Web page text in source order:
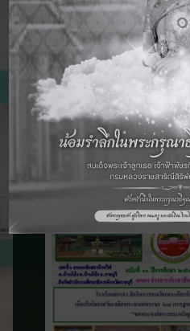
ดูข่าวสาร
จดหม
ประชา
ติดตามข่าวสารและค
โรงเรี